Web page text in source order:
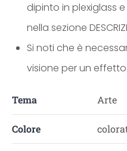
dipinto in plexiglass
nella sezione
Si noti che è
visione per un
Tema Arte
Colore